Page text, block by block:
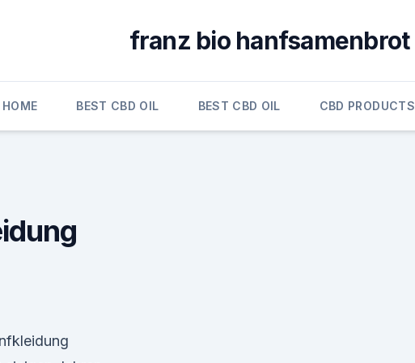
franz bio hanfsamenbrot
HOME BEST CBD OIL BEST CBD OIL CBD PRODUCTS